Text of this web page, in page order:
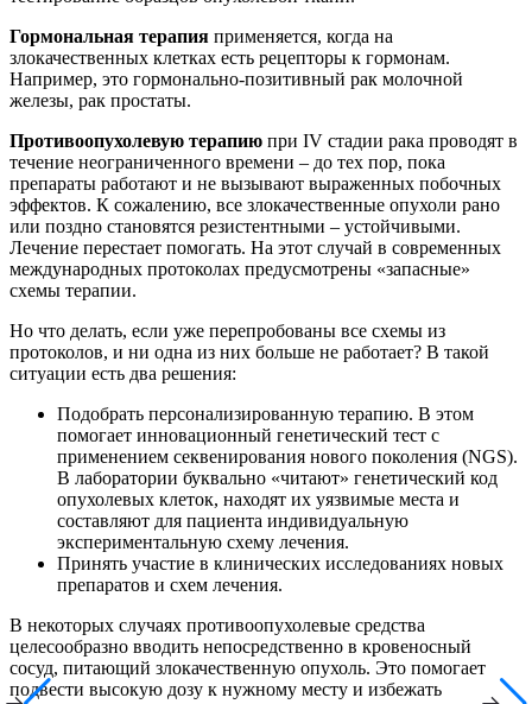
Гормональная терапия применяется, когда на
злокачественных клетках есть рецепторы к гормонам.
Например, это гормонально-позитивный рак молочной
железы, рак простаты.
Противоопухолевую терапию при IV стадии рака проводят в
течение неограниченного времени – до тех пор, пока
препараты работают и не вызывают выраженных побочных
эффектов. К сожалению, все злокачественные опухоли рано
или поздно становятся резистентными – устойчивыми.
Лечение перестает помогать. На этот случай в современных
международных протоколах предусмотрены «запасные»
схемы терапии.
Но что делать, если уже перепробованы все схемы из
протоколов, и ни одна из них больше не работает? В такой
ситуации есть два решения:
Подобрать персонализированную терапию. В этом
помогает инновационный генетический тест с
применением секвенирования нового поколения (NGS).
В лаборатории буквально «читают» генетический код
опухолевых клеток, находят их уязвимые места и
составляют для пациента индивидуальную
экспериментальную схему лечения.
Принять участие в клинических исследованиях новых
препаратов и схем лечения.
В некоторых случаях противоопухолевые средства
целесообразно вводить непосредственно в кровеносный
сосуд, питающий злокачественную опухоль. Это помогает
подвести высокую дозу к нужному месту и избежать